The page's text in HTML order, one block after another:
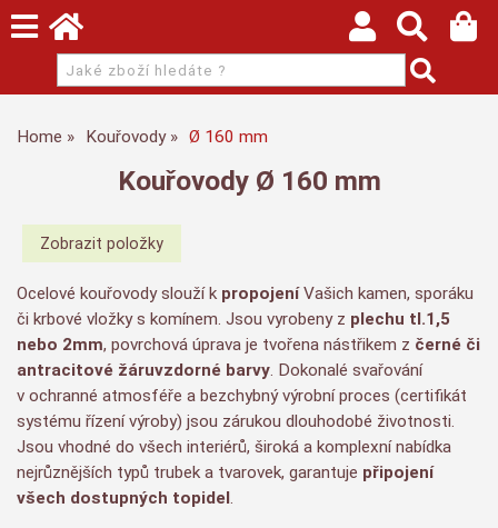
Home Kouřovody Ø 160 mm
Kouřovody Ø 160 mm
Ocelové kouřovody slouží kpropojeníVašich kamen, sporáku
či krbové vložky s komínem. Jsou vyrobeny z plechu tl.1,5
nebo 2mm, povrchová úprava je tvořena nástřikem z černé či
antracitové žáruvzdorné barvy. Dokonalé svařování
v ochranné atmosféře a bezchybný výrobní proces (certifikát
systému řízení výroby) jsou zárukou dlouhodobé životnosti.
Jsou vhodné do všech interiérů, široká a komplexní nabídka
nejrůznějších typů trubek a tvarovek, garantuje připojení
všech dostupných topidel.